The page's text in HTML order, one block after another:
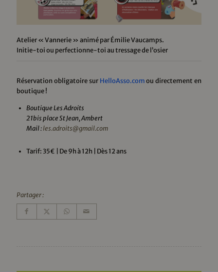
Atelier « Vannerie » animé par Émilie Vaucamps.
Initie-toi ou perfectionne-toi au tressage de l’osier
Réservation obligatoire sur HelloAsso.com ou directement en
boutique !
Boutique Les Adroits
21bis place St Jean, Ambert
Mail :les.adroits@gmail.com
Tarif: 35€ | De 9h à 12h | Dès 12 ans
Partager :